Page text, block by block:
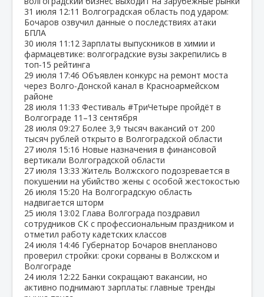
31 июля 12:11 Волгоградская область под ударом:
Бочаров озвучил данные о последствиях атаки
БПЛА
30 июля 11:12 Зарплаты выпускников в химии и
фармацевтике: волгоградские вузы закрепились в
топ‑15 рейтинга
29 июля 17:46 Объявлен конкурс на ремонт моста
через Волго‑Донской канал в Красноармейском
районе
28 июля 11:33 Фестиваль #ТриЧетыре пройдёт в
Волгограде 11–13 сентября
28 июля 09:27 Более 3,9 тысяч вакансий от 200
тысяч рублей открыто в Волгоградской области
27 июля 15:16 Новые назначения в финансовой
вертикали Волгоградской области
27 июля 13:33 Житель Волжского подозревается в
покушении на убийство жены с особой жестокостью
26 июля 15:20 На Волгоградскую область
надвигается шторм
25 июля 13:02 Глава Волгограда поздравил
сотрудников СК с профессиональным праздником и
отметил работу кадетских классов
24 июля 14:46 Губернатор Бочаров внепланово
проверил стройки: сроки сорваны в Волжском и
Волгограде
24 июля 12:22 Банки сокращают вакансии, но
активно поднимают зарплаты: главные тренды